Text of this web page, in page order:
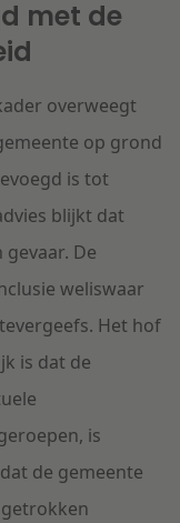
met de
overweegt
op grond
is tot
blijkt dat
De
weliswaar
Het hof
is dat de
is
de gemeente